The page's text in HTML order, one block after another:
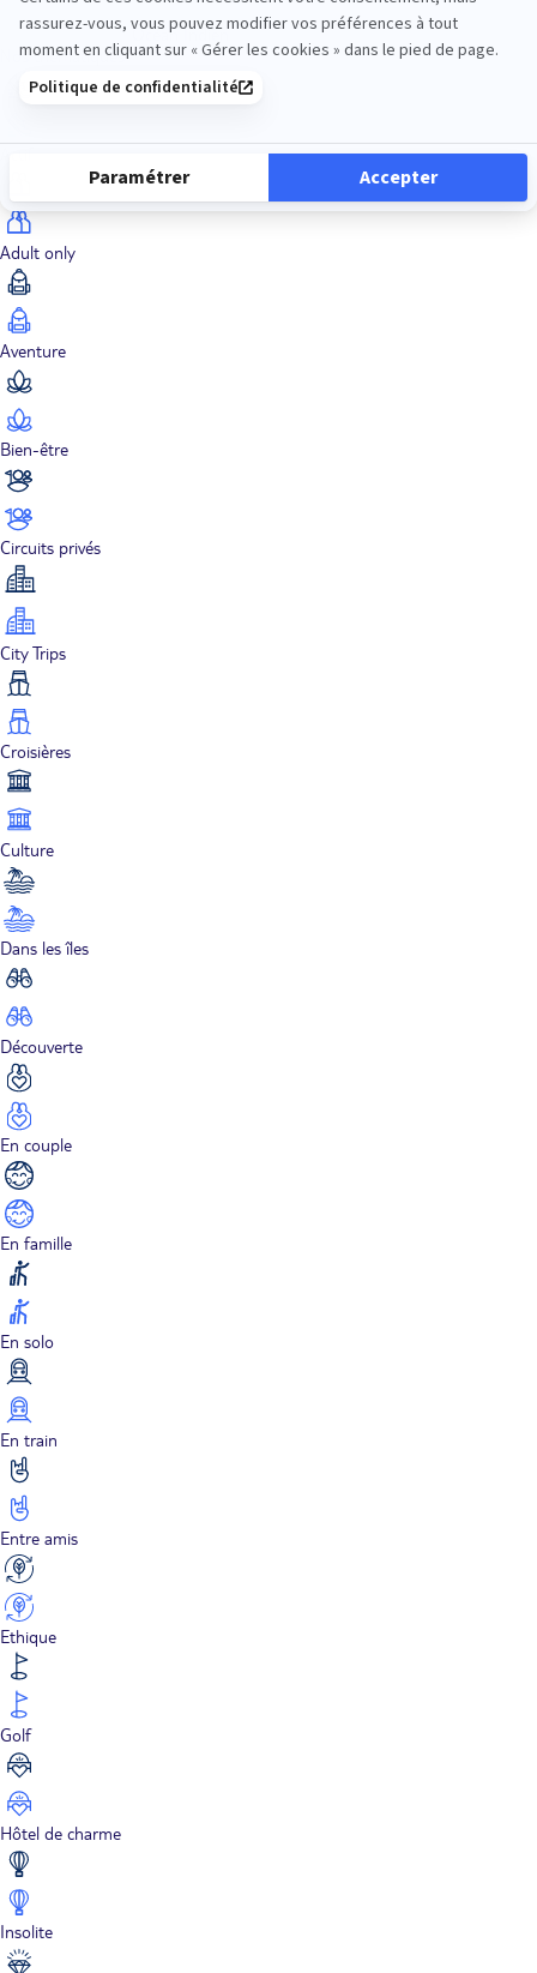
Océan Indien
Nos thématiques
Adult only
Aventure
Bien-être
Circuits privés
City Trips
Croisières
Culture
Dans les îles
Découverte
En couple
En famille
En solo
En train
Entre amis
Ethique
Golf
Hôtel de charme
Insolite